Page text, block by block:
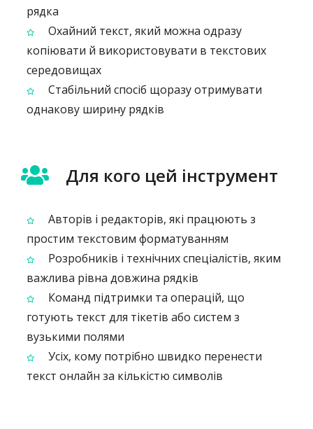
рядка
Охайний текст, який можна одразу
копіювати й використовувати в текстових
середовищах
Стабільний спосіб щоразу отримувати
однакову ширину рядків
Для кого цей інструмент
Авторів і редакторів, які працюють з
простим текстовим форматуванням
Розробників і технічних спеціалістів, яким
важлива рівна довжина рядків
Команд підтримки та операцій, що
готують текст для тікетів або систем з
вузькими полями
Усіх, кому потрібно швидко перенести
текст онлайн за кількістю символів